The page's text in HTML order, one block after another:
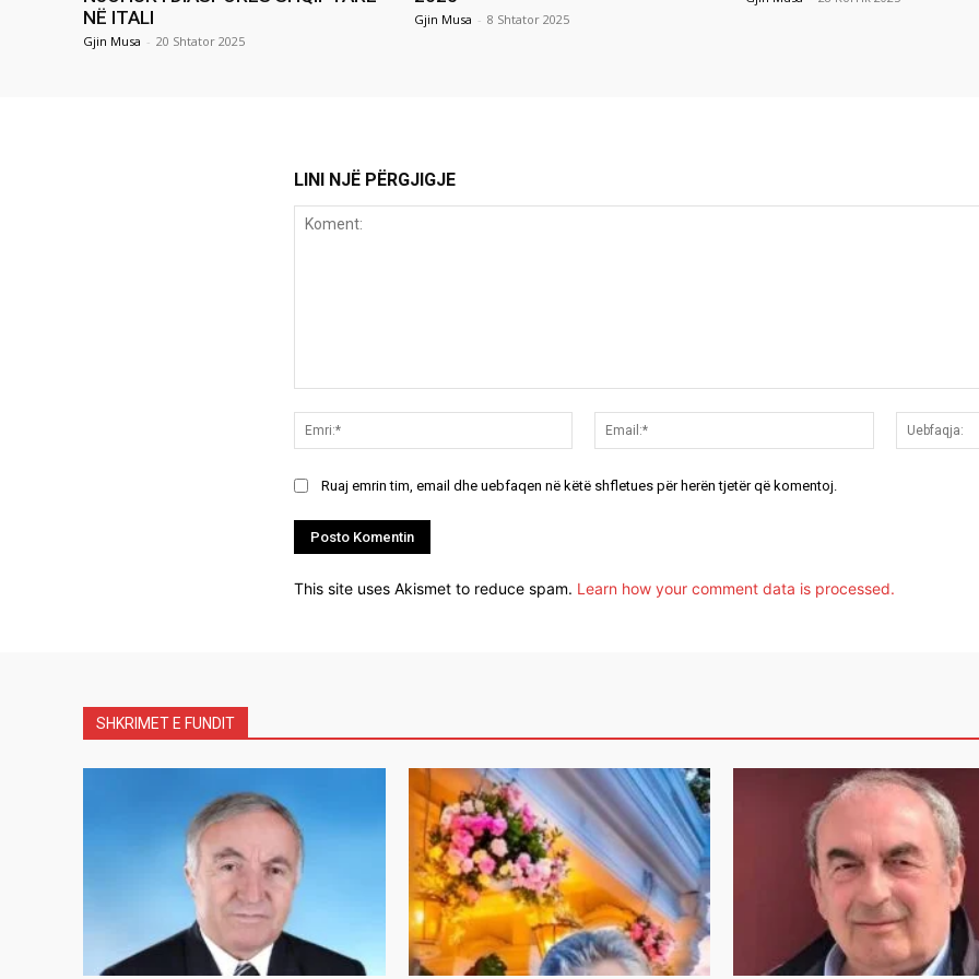
NË ITALI
Gjin Musa - 20 Shtator 2025
Gjin Musa - 8 Shtator 2025
LINI NJË PËRGJIGJE
Emri:*
Email:*
Ruaj emrin tim, email dhe uebfaqen në këtë shfletues për herën tjetër që komentoj.
This site uses Akismet to reduce spam. Learn how your comment data is processed.
SHKRIMET E FUNDIT